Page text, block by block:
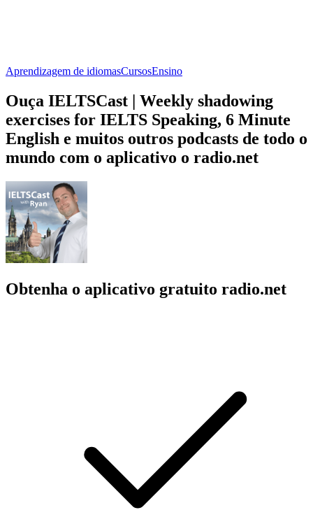
Aprendizagem de idiomasCursosEnsino
Ouça IELTSCast | Weekly shadowing
exercises for IELTS Speaking, 6 Minute
English e muitos outros podcasts de todo o
mundo com o aplicativo o radio.net
Obtenha o aplicativo gratuito radio.net